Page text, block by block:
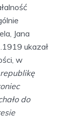
Jana
ukazał
w
do